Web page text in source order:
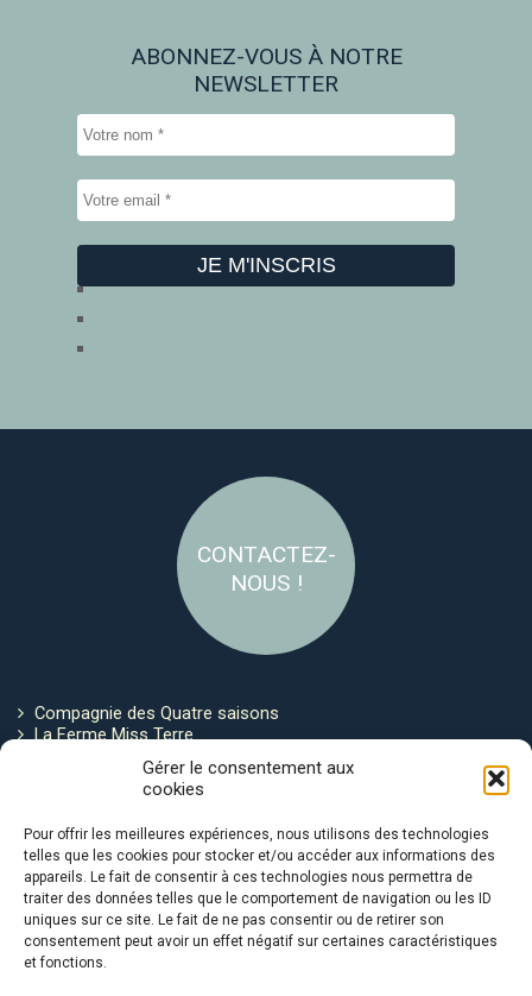
Gérer le consentement aux
cookies
Pour offrir les meilleures expériences, nous utilisons des technologies
telles que les cookies pour stocker et/ou accéder aux informations des
appareils. Le fait de consentir à ces technologies nous permettra de
traiter des données telles que le comportement de navigation ou les ID
uniques sur ce site. Le fait de ne pas consentir ou de retirer son
consentement peut avoir un effet négatif sur certaines caractéristiques
et fonctions.
ABONNEZ-VOUS À NOTRE
NEWSLETTER
CONTACTEZ-
NOUS !
Compagnie des Quatre saisons
La Ferme Miss Terre
Politique de cookies